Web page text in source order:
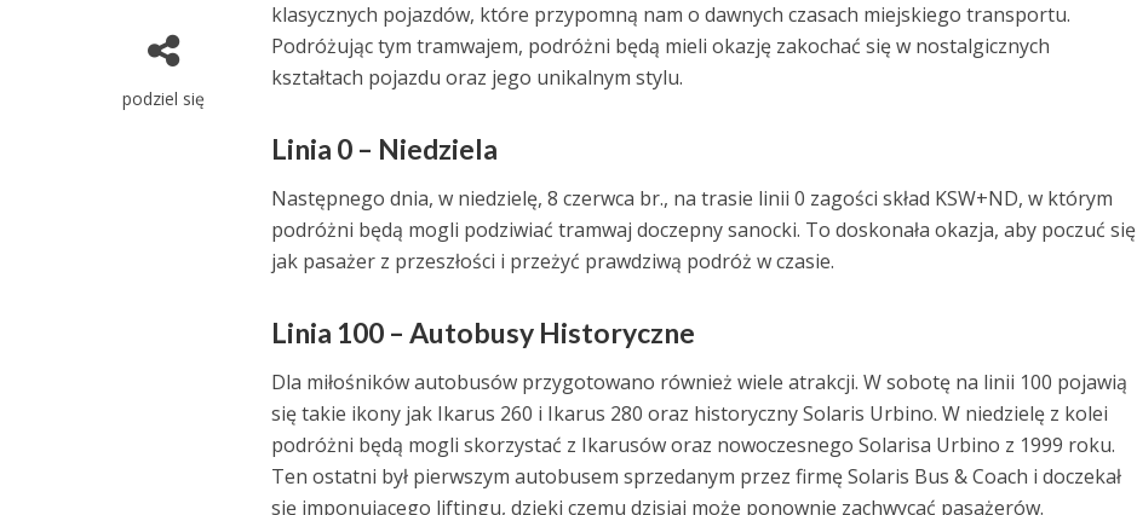
podziel się
klasycznych pojazdów, które przypomną nam o dawnych czasach miejskiego transportu.
Podróżując tym tramwajem, podróżni będą mieli okazję zakochać się w nostalgicznych
kształtach pojazdu oraz jego unikalnym stylu.
Linia 0 – Niedziela
Następnego dnia, w niedzielę, 8 czerwca br., na trasie linii 0 zagości skład KSW+ND, w którym
podróżni będą mogli podziwiać tramwaj doczepny sanocki. To doskonała okazja, aby poczuć się
jak pasażer z przeszłości i przeżyć prawdziwą podróż w czasie.
Linia 100 – Autobusy Historyczne
Dla miłośników autobusów przygotowano również wiele atrakcji. W sobotę na linii 100 pojawią
się takie ikony jak Ikarus 260 i Ikarus 280 oraz historyczny Solaris Urbino. W niedzielę z kolei
podróżni będą mogli skorzystać z Ikarusów oraz nowoczesnego Solarisa Urbino z 1999 roku.
Ten ostatni był pierwszym autobusem sprzedanym przez firmę Solaris Bus & Coach i doczekał
się imponującego liftingu, dzięki czemu dzisiaj może ponownie zachwycać pasażerów.